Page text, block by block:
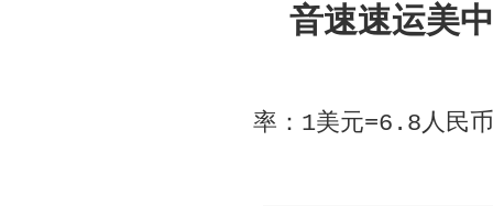
音速速运美
率：1美元=6.8人民币